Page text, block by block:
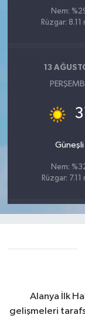
Nem:
Rüzgar: 8.11
13
Güneşli
Nem:
Rüzgar: 7.11
Alanya İlk
gelişmeleri